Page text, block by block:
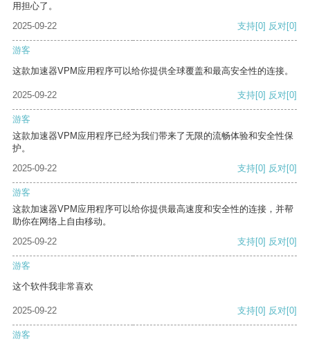
用担心了。
2025-09-22
支持[0] 反对[0]
游客
这款加速器VPM应用程序可以给你提供全球覆盖和最高安全性的连接。
2025-09-22 支持[0] 反对[0]
游客
这款加速器VPM应用程序已经为我们带来了无限的流畅体验和安全性保
护。
2025-09-22
支持[0] 反对[0]
游客
这款加速器VPM应用程序可以给你提供最高速度和安全性的连接，并帮
助你在网络上自由移动。
2025-09-22
支持[0] 反对[0]
游客
这个软件我非常喜欢
2025-09-22 支持[0] 反对[0]
游客